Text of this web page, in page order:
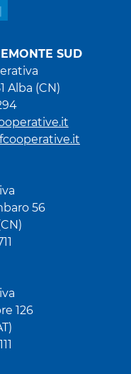
SUD
Alba (CN)
56
126